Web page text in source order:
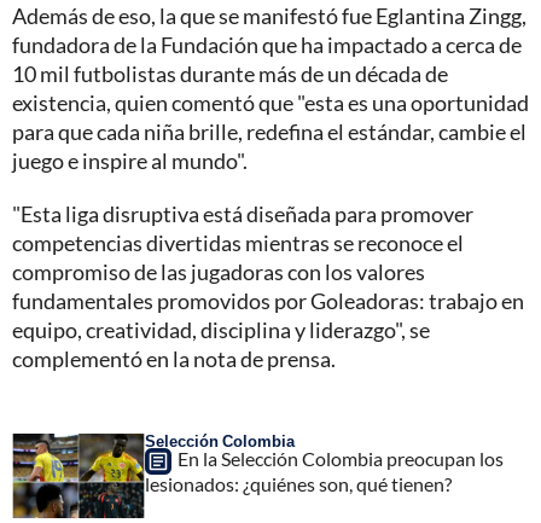
Además de eso, la que se manifestó fue Eglantina Zingg,
fundadora de la Fundación que ha impactado a cerca de
10 mil futbolistas durante más de un década de
existencia, quien comentó que "esta es una oportunidad
para que cada niña brille, redefina el estándar, cambie el
juego e inspire al mundo".
"Esta liga disruptiva está diseñada para promover
competencias divertidas mientras se reconoce el
compromiso de las jugadoras con los valores
fundamentales promovidos por Goleadoras: trabajo en
equipo, creatividad, disciplina y liderazgo", se
complementó en la nota de prensa.
Selección Colombia
En la Selección Colombia preocupan los
lesionados: ¿quiénes son, qué tienen?